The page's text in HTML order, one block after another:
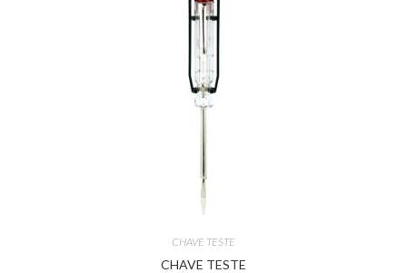
CHAVE TESTE
CHAVE TESTE